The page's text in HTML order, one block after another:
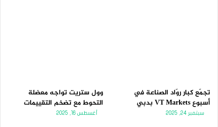
تجمّع كبار روّاد الصناعة في
أسبوع VT Markets بدبي
سبتمبر 24, 2025
وول ستريت تواجه معضلة
التحوط مع تضخم التقييمات
أغسطس 16, 2025